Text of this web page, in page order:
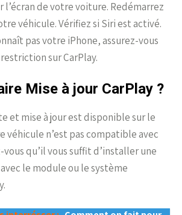
l’écran de votre voiture. Redémarrez
véhicule. Vérifiez si Siri est activé.
pas votre iPhone, assurez-vous
sur CarPlay.
Mise à jour CarPlay ?
et mise à jour est disponible sur le
véhicule n’est pas compatible avec
qu’il vous suffit d’installer une
le module ou le système